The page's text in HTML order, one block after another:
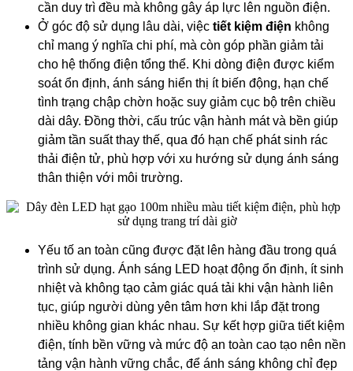
cần duy trì đều mà không gây áp lực lên nguồn điện.
Ở góc độ sử dụng lâu dài, việc tiết kiệm điện không
chỉ mang ý nghĩa chi phí, mà còn góp phần giảm tải
cho hệ thống điện tổng thể. Khi dòng điện được kiểm
soát ổn định, ánh sáng hiển thị ít biến động, hạn chế
tình trạng chập chờn hoặc suy giảm cục bộ trên chiều
dài dây. Đồng thời, cấu trúc vận hành mát và bền giúp
giảm tần suất thay thế, qua đó hạn chế phát sinh rác
thải điện tử, phù hợp với xu hướng sử dụng ánh sáng
thân thiện với môi trường.
Yếu tố an toàn cũng được đặt lên hàng đầu trong quá
trình sử dụng. Ánh sáng LED hoạt động ổn định, ít sinh
nhiệt và không tạo cảm giác quá tải khi vận hành liên
tục, giúp người dùng yên tâm hơn khi lắp đặt trong
nhiều không gian khác nhau. Sự kết hợp giữa tiết kiệm
điện, tính bền vững và mức độ an toàn cao tạo nên nền
tảng vận hành vững chắc, để ánh sáng không chỉ đẹp